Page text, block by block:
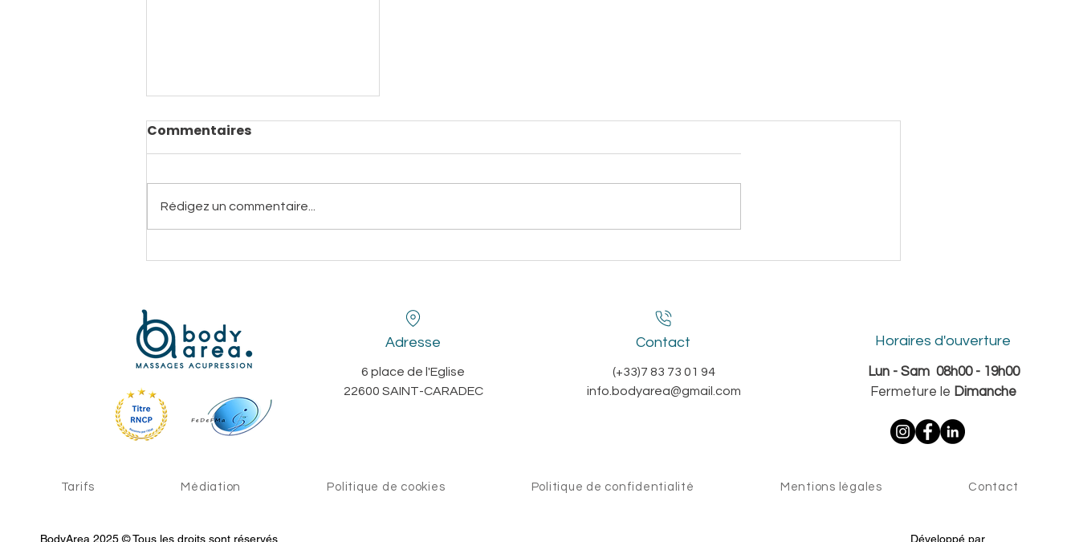
🎉 Journée « Fêtes vous
fêtes à Guerlédan 🎁
Commentaires
Rédigez un commentaire...
Adresse
6 place de l'Eglise
22600 SAINT-CARADEC
Contact
(+33)7 83 73 01 94
info.bodyarea@gmail.com
Horaires d'ouverture
Lun - Sam 08h00 - 19h00
Fermeture le Dimanche
Tarifs Médiation Politique de cookies Politique de confidentialité Mentions légales Contact
BodyArea 2025 © Tous les droits sont réservés Développé par